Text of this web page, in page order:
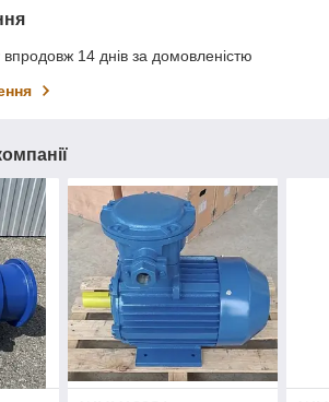
14 днів за домовленістю